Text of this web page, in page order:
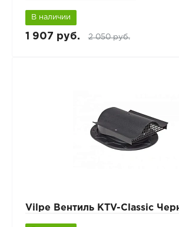
В наличии
1 907 руб. 2 050 руб.
Vilpe Вентиль KTV-Classic